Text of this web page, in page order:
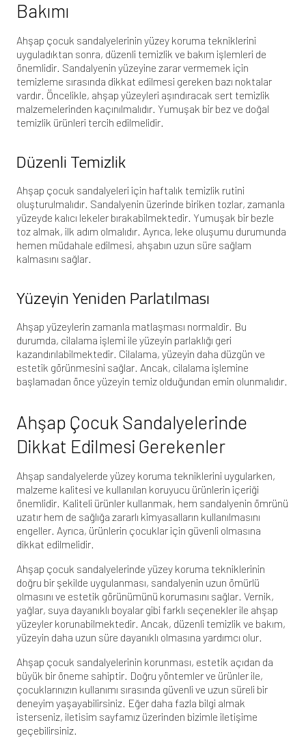
Bakımı
Ahşap çocuk sandalyelerinin yüzey koruma tekniklerini
uyguladıktan sonra, düzenli temizlik ve bakım işlemleri de
önemlidir. Sandalyenin yüzeyine zarar vermemek için
temizleme sırasında dikkat edilmesi gereken bazı noktalar
vardır. Öncelikle, ahşap yüzeyleri aşındıracak sert temizlik
malzemelerinden kaçınılmalıdır. Yumuşak bir bez ve doğal
temizlik ürünleri tercih edilmelidir.
Düzenli Temizlik
Ahşap çocuk sandalyeleri için haftalık temizlik rutini
oluşturulmalıdır. Sandalyenin üzerinde biriken tozlar, zamanla
yüzeyde kalıcı lekeler bırakabilmektedir. Yumuşak bir bezle
toz almak, ilk adım olmalıdır. Ayrıca, leke oluşumu durumunda
hemen müdahale edilmesi, ahşabın uzun süre sağlam
kalmasını sağlar.
Yüzeyin Yeniden Parlatılması
Ahşap yüzeylerin zamanla matlaşması normaldir. Bu
durumda, cilalama işlemi ile yüzeyin parlaklığı geri
kazandırılabilmektedir. Cilalama, yüzeyin daha düzgün ve
estetik görünmesini sağlar. Ancak, cilalama işlemine
başlamadan önce yüzeyin temiz olduğundan emin olunmalıdır.
Ahşap Çocuk Sandalyelerinde
Dikkat Edilmesi Gerekenler
Ahşap sandalyelerde yüzey koruma tekniklerini uygularken,
malzeme kalitesi ve kullanılan koruyucu ürünlerin içeriği
önemlidir. Kaliteli ürünler kullanmak, hem sandalyenin ömrünü
uzatır hem de sağlığa zararlı kimyasalların kullanılmasını
engeller. Ayrıca, ürünlerin çocuklar için güvenli olmasına
dikkat edilmelidir.
Ahşap çocuk sandalyelerinde yüzey koruma tekniklerinin
doğru bir şekilde uygulanması, sandalyenin uzun ömürlü
olmasını ve estetik görünümünü korumasını sağlar. Vernik,
yağlar, suya dayanıklı boyalar gibi farklı seçenekler ile ahşap
yüzeyler korunabilmektedir. Ancak, düzenli temizlik ve bakım,
yüzeyin daha uzun süre dayanıklı olmasına yardımcı olur.
Ahşap çocuk sandalyelerinin korunması, estetik açıdan da
büyük bir öneme sahiptir. Doğru yöntemler ve ürünler ile,
çocuklarınızın kullanımı sırasında güvenli ve uzun süreli bir
deneyim yaşayabilirsiniz. Eğer daha fazla bilgi almak
isterseniz, iletisim sayfamız üzerinden bizimle iletişime
geçebilirsiniz.